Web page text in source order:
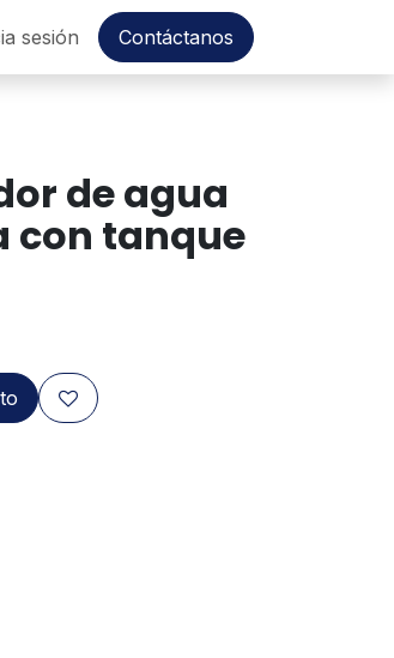
sesión Contáctanos
de agua
con tanque